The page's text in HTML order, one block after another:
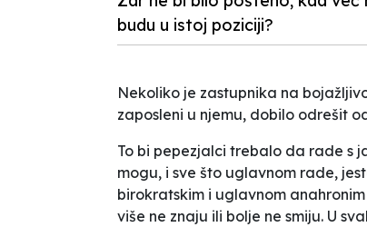
budu u istoj poziciji?
Nekoliko je zastupnika na
zaposleni u njemu, dobilo odrešit
To bi pepezjalci trebalo da rade s
mogu, i sve što uglavnom rade,
birokratskim i uglavnom
više ne znaju ili bolje ne smiju. U